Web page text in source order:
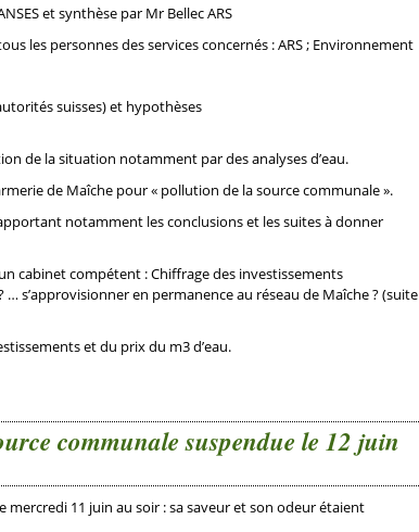
et synthèse par Mr Bellec ARS
les personnes des services concernés : ARS ; Environnement
suisses) et hypothèses
de la situation notamment par des analyses d’eau.
de Maîche pour « pollution de la source communale ».
notamment les conclusions et les suites à donner
cabinet compétent : Chiffrage des investissements
s’approvisionner en permanence au réseau de Maîche ? (suite
et du prix du m3 d’eau.
communale suspendue le 12 juin
11 juin au soir : sa saveur et son odeur étaient